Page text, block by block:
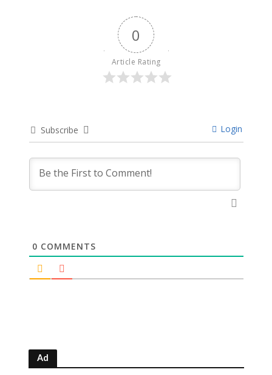
0
Article Rating
Subscribe Login
0 COMMENTS
Ad